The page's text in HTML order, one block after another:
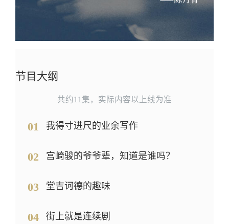
节目大纲
共约11集，实际内容以上线为准
01 我得寸进尺的业余写作
02 宫崎骏的爷爷辈，知道是谁吗？
03 堂吉诃德的趣味
04 街上就是连续剧